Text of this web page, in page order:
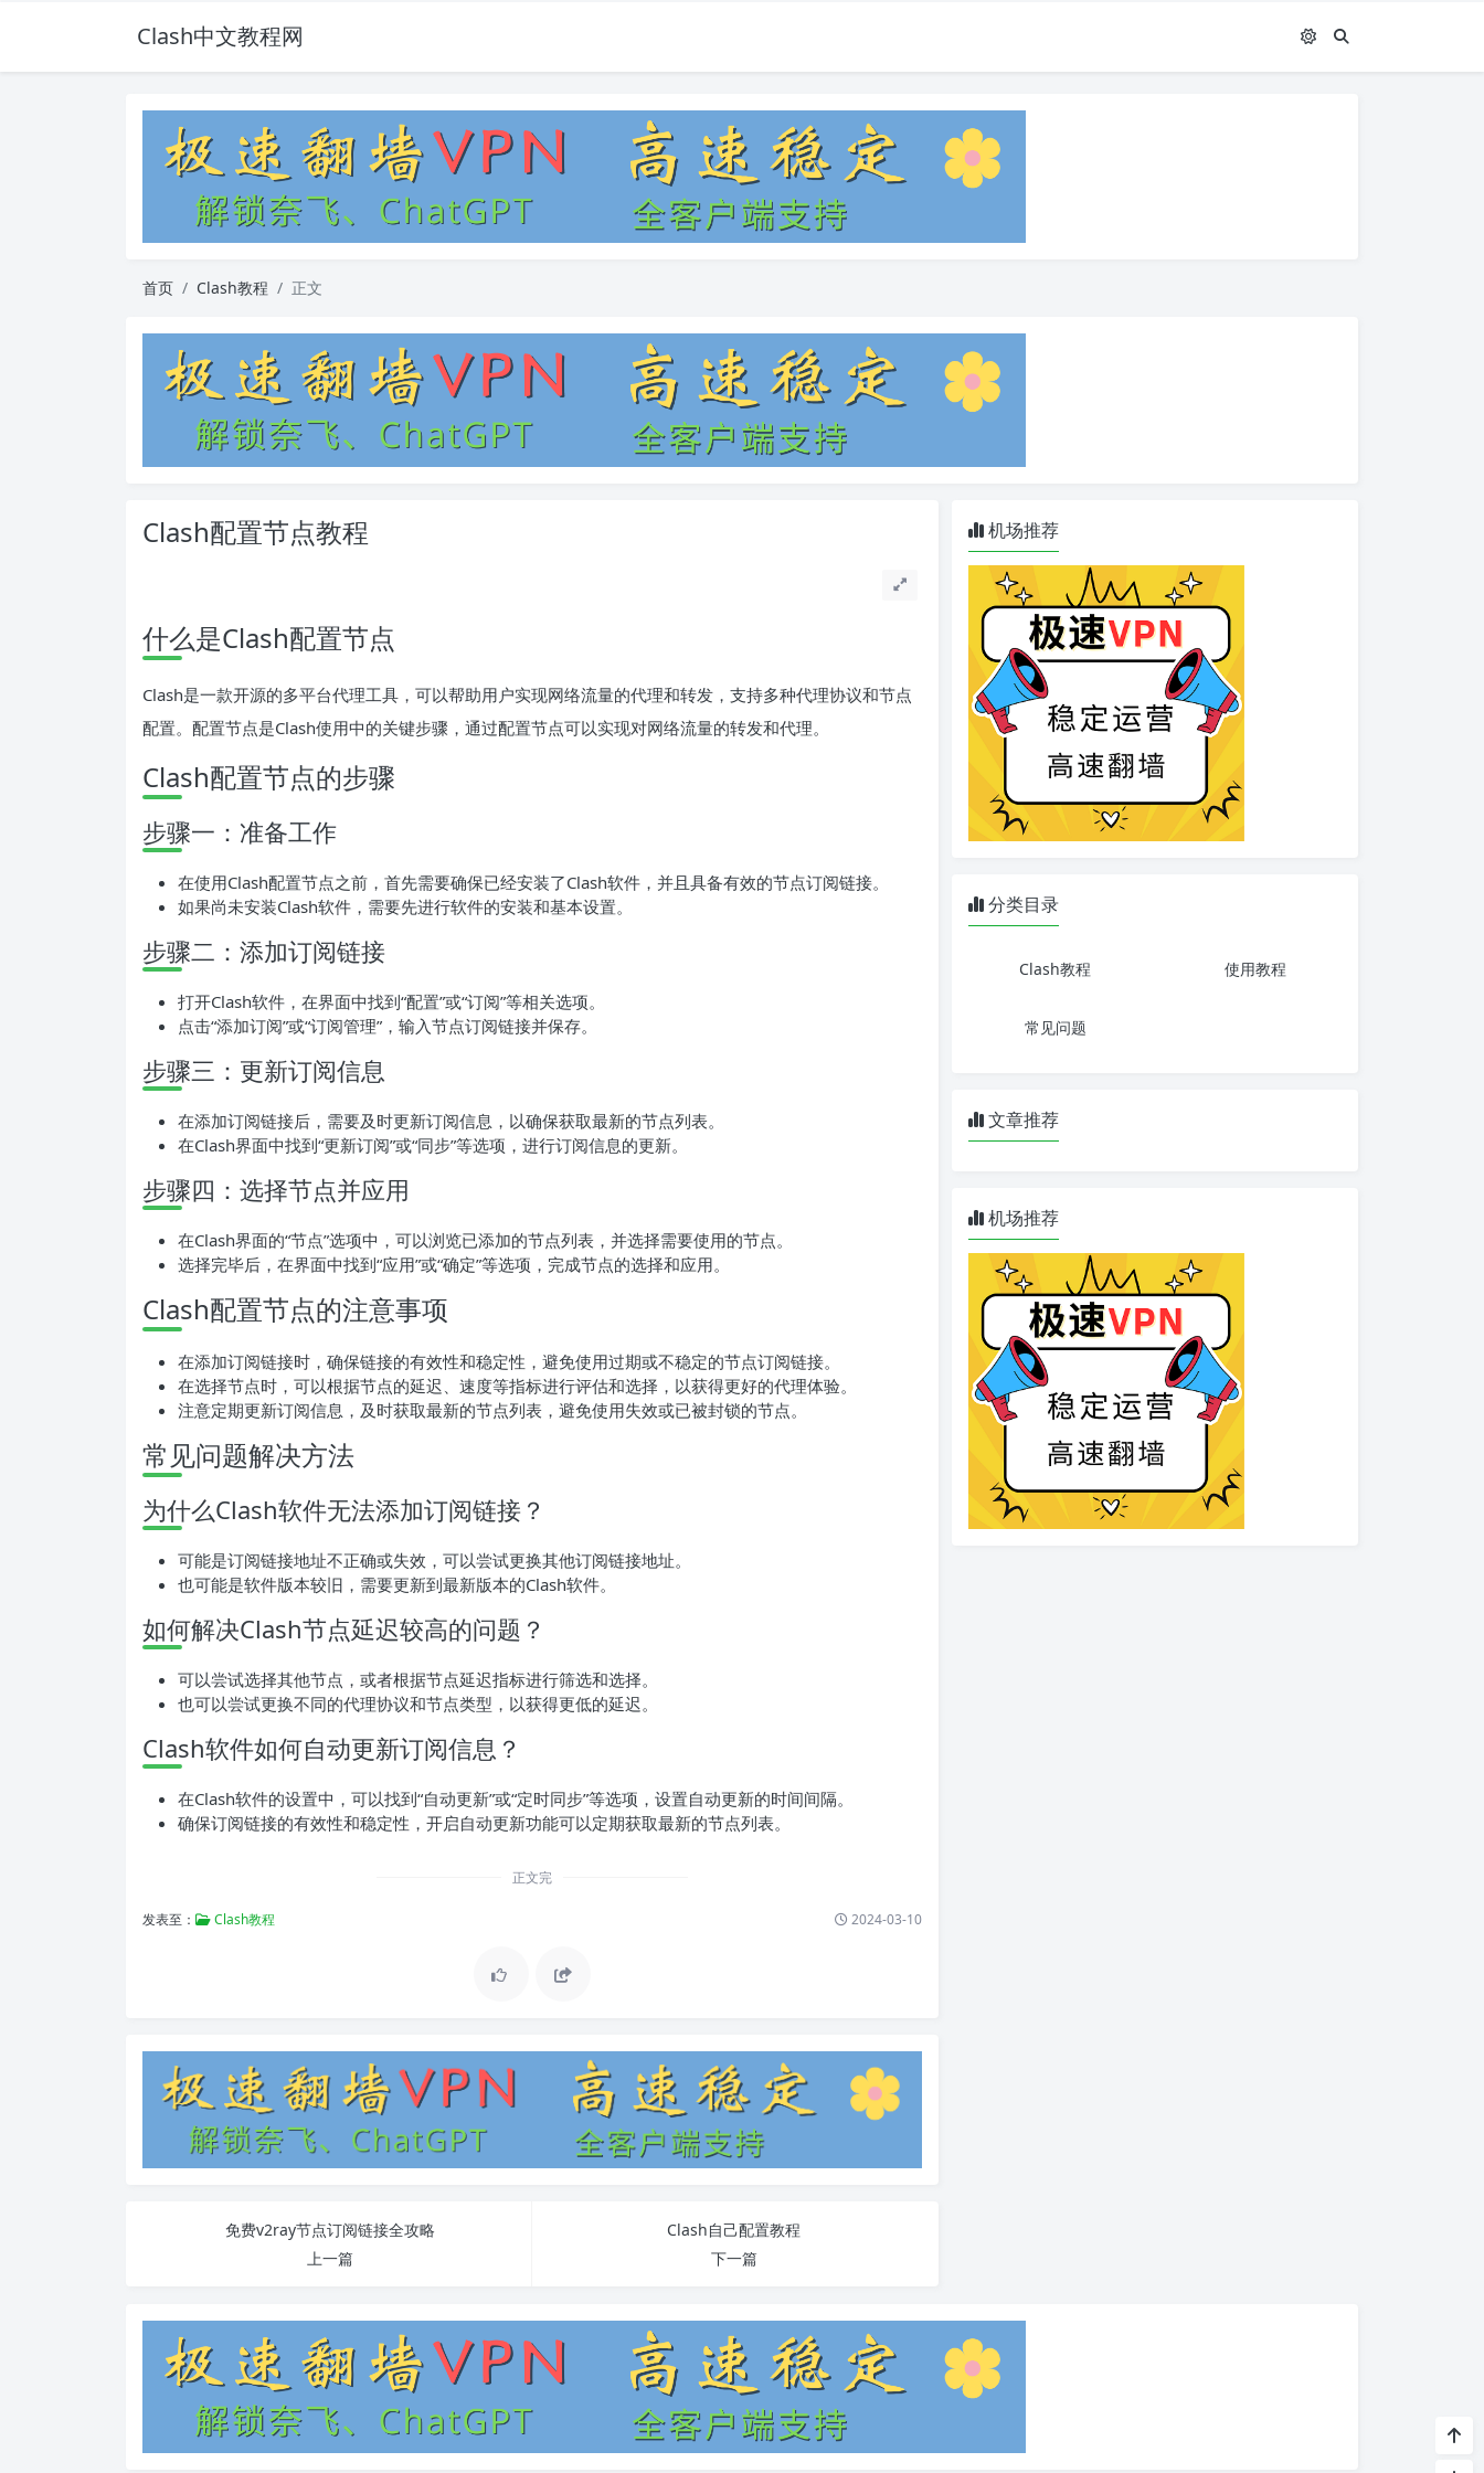
Clash中文教程网
首页 Clash教程 正文
Clash配置节点教程
什么是Clash配置节点
Clash是一款开源的多平台代理工具，可以帮助用户实现网络流量的代理和转发，支持多种代理协议和节点
配置。配置节点是Clash使用中的关键步骤，通过配置节点可以实现对网络流量的转发和代理。
Clash配置节点的步骤
步骤一：准备工作
在使用Clash配置节点之前，首先需要确保已经安装了Clash软件，并且具备有效的节点订阅链接。
如果尚未安装Clash软件，需要先进行软件的安装和基本设置。
步骤二：添加订阅链接
打开Clash软件，在界面中找到“配置”或“订阅”等相关选项。
点击“添加订阅”或“订阅管理”，输入节点订阅链接并保存。
步骤三：更新订阅信息
在添加订阅链接后，需要及时更新订阅信息，以确保获取最新的节点列表。
在Clash界面中找到“更新订阅”或“同步”等选项，进行订阅信息的更新。
步骤四：选择节点并应用
在Clash界面的“节点”选项中，可以浏览已添加的节点列表，并选择需要使用的节点。
选择完毕后，在界面中找到“应用”或“确定”等选项，完成节点的选择和应用。
Clash配置节点的注意事项
在添加订阅链接时，确保链接的有效性和稳定性，避免使用过期或不稳定的节点订阅链接。
在选择节点时，可以根据节点的延迟、速度等指标进行评估和选择，以获得更好的代理体验。
注意定期更新订阅信息，及时获取最新的节点列表，避免使用失效或已被封锁的节点。
常见问题解决方法
为什么Clash软件无法添加订阅链接？
可能是订阅链接地址不正确或失效，可以尝试更换其他订阅链接地址。
也可能是软件版本较旧，需要更新到最新版本的Clash软件。
如何解决Clash节点延迟较高的问题？
可以尝试选择其他节点，或者根据节点延迟指标进行筛选和选择。
也可以尝试更换不同的代理协议和节点类型，以获得更低的延迟。
Clash软件如何自动更新订阅信息？
在Clash软件的设置中，可以找到“自动更新”或“定时同步”等选项，设置自动更新的时间间隔。
确保订阅链接的有效性和稳定性，开启自动更新功能可以定期获取最新的节点列表。
正文完
发表至： Clash教程 2024-03-10
免费v2ray节点订阅链接全攻略
上一篇
Clash自己配置教程
下一篇
机场推荐
分类目录
Clash教程 使用教程
常见问题
文章推荐
机场推荐